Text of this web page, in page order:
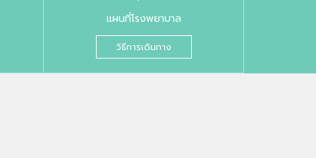
แผนที่โรงพยาบาล
วิธีการเดินทาง